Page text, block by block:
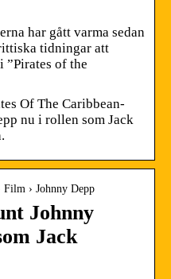
har gått varma sedan
tidningar att
”Pirates of the
Of The Caribbean-
nu i rollen som Jack
Film › Johnny Depp
Johnny
Jack